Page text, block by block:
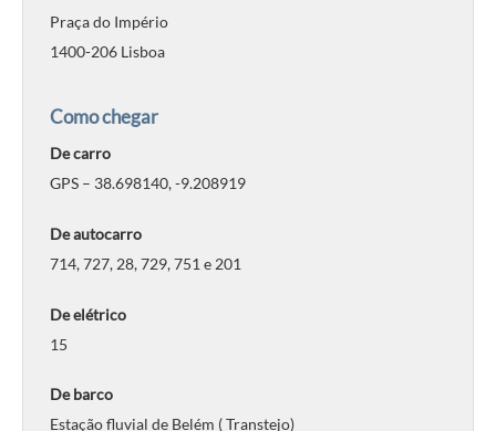
Praça do Império
1400-206 Lisboa
Como chegar
De carro
GPS – 38.698140, -9.208919
De autocarro
714, 727, 28, 729, 751 e 201
De elétrico
15
De barco
Estação fluvial de Belém ( Transtejo)